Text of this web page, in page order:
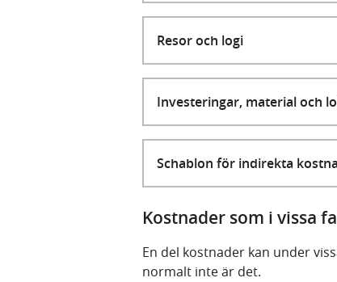
Resor och logi
Investeringar, material och
Schablon för indirekta
Kostnader som i vissa
En del kostnader kan under
normalt inte är det.